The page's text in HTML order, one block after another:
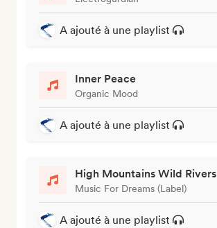
A ajouté à une playlist
Inner Peace
Organic Mood
A ajouté à une playlist
High Mountains Wild Rivers
Music For Dreams (Label)
A ajouté à une playlist